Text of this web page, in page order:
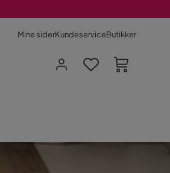
Mine siderKundeserviceButikker